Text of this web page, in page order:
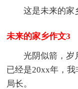
这是未来的家
未来的家乡作文3
光阴似箭，岁
已经是20xx年，
局长。